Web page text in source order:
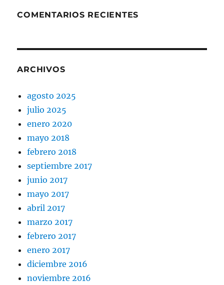
COMENTARIOS RECIENTES
ARCHIVOS
agosto 2025
julio 2025
enero 2020
mayo 2018
febrero 2018
septiembre 2017
junio 2017
mayo 2017
abril 2017
marzo 2017
febrero 2017
enero 2017
diciembre 2016
noviembre 2016